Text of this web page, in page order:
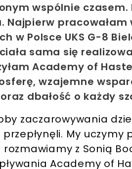
wspólnie
Najpierw pracowałam
w Polsce UKS G-8
sama się
Academy of
wzajemne
dbałość o każdy
zaczarowywania
My uczymy
rozmawiamy z Sonią
Academy of